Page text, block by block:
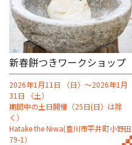
新春餅つきワークショップ
2026年1月11日 （日）～2026年1月
31日 （土）
期間中の土日開催（25日(日）は除
く）
Hatake the Niwa(豊川市平井町小野田
79-1）